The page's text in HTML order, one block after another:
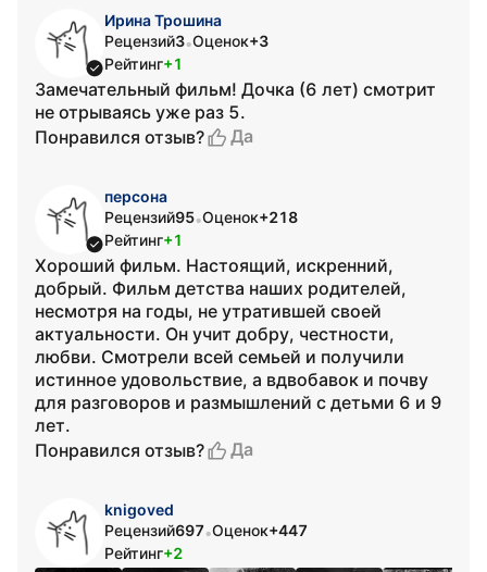
Ирина Трошина
Рецензий3•Оценок+3
Рейтинг+1
Замечательный фильм! Дочка (6 лет) смотрит
не отрываясь уже раз 5.
Понравился отзыв?
Да
персона
Рецензий95•Оценок+218
Рейтинг+1
Хороший фильм. Настоящий, искренний,
добрый. Фильм детства наших родителей,
несмотря на годы, не утратившей своей
актуальности. Он учит добру, честности,
любви. Смотрели всей семьей и получили
истинное удовольствие, а вдвобавок и почву
для разговоров и размышлений с детьми 6 и 9
лет.
Понравился отзыв?
Да
knigoved
Рецензий697•Оценок+447
Рейтинг+2